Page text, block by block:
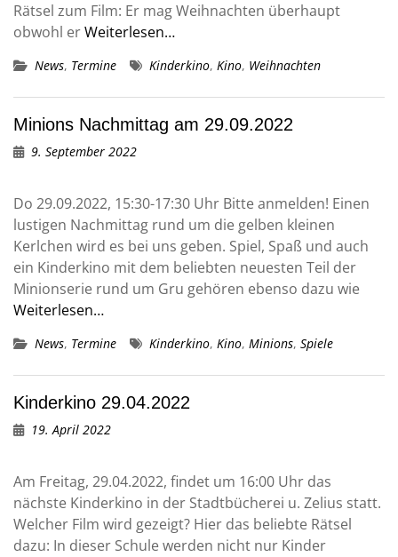
Rätsel zum Film: Er mag Weihnachten überhaupt
obwohl erWeiterlesen…
News, Termine Kinderkino, Kino, Weihnachten
Minions Nachmittag am 29.09.2022
9. September 2022
Do 29.09.2022, 15:30-17:30 Uhr Bitte anmelden! Einen
lustigen Nachmittag rund um die gelben kleinen
Kerlchen wird es bei uns geben. Spiel, Spaß und auch
ein Kinderkino mit dem beliebten neuesten Teil der
Minionserie rund um Gru gehören ebenso dazu wie
Weiterlesen…
News, Termine Kinderkino, Kino, Minions, Spiele
Kinderkino 29.04.2022
19. April 2022
Am Freitag, 29.04.2022, findet um 16:00 Uhr das
nächste Kinderkino in der Stadtbücherei u. Zelius statt.
Welcher Film wird gezeigt? Hier das beliebte Rätsel
dazu: In dieser Schule werden nicht nur Kinder